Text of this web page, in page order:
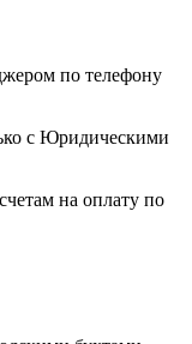
по телефону
с Юридическими
на оплату по